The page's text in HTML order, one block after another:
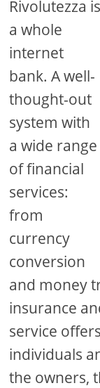
Rivolutezza is
a whole
internet
bank. A well-
thought-out
system with
a wide range
of financial
services:
from
currency
conversion
and money
insurance
service
individuals
the owners,